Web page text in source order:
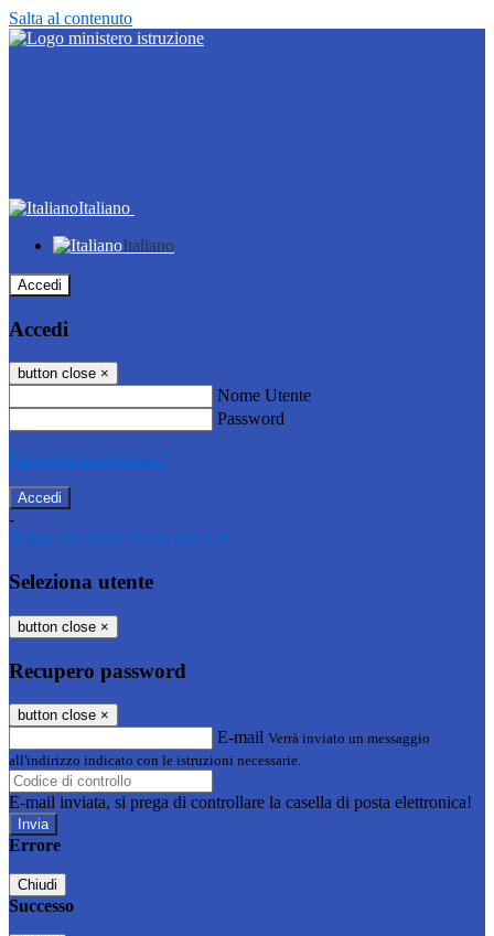
Salta al contenuto
Italiano
Italiano
Accedi
Accedi
button close ×
Nome Utente
Password
Password dimenticata?
-
Entra con SPID Entra con CIE
Seleziona utente
button close ×
Recupero password
button close ×
E-mail Verrà inviato un messaggio
all'indirizzo indicato con le istruzioni necessarie.
E-mail inviata, si prega di controllare la casella di posta elettronica!
Errore
Chiudi
Successo